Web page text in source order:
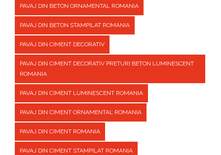
PAVAJ DIN BETON ORNAMENTAL ROMANIA
PAVAJ DIN BETON STAMPILAT ROMANIA
PAVAJ DIN CIMENT DECORATIV
PAVAJ DIN CIMENT DECORATIV PRETURI BETON LUMINESCENT
ROMANIA
PAVAJ DIN CIMENT LUMINESCENT ROMANIA
PAVAJ DIN CIMENT ORNAMENTAL ROMANIA
PAVAJ DIN CIMENT ROMANIA
PAVAJ DIN CIMENT STAMPILAT ROMANIA